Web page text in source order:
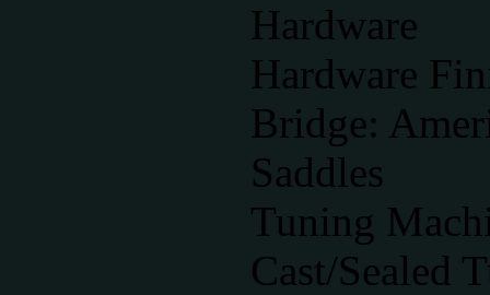
Hardware
Hardware
Bridge:
Saddles
Tuning
Cast/Sealed